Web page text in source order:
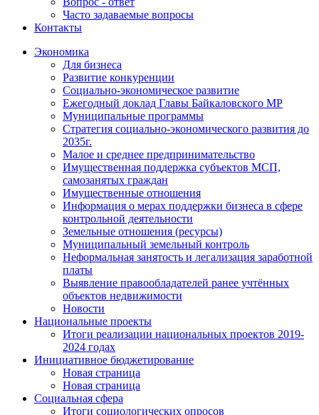
Часто задаваемые вопросы
Контакты
Экономика
Для бизнеса
Развитие конкуренции
Социально-экономическое развитие
Ежегодный доклад Главы Байкаловского МР
Муниципальные программы
Стратегия социально-экономического развития до
2035г.
Малое и среднее предпринимательство
Имущественная поддержка субъектов МСП,
самозанятых граждан
Имущественные отношения
Информация о мерах поддержки бизнеса в сфере
контрольной деятельности
Земельные отношения (ресурсы)
Муниципальный земельный контроль
Неформальная занятость и легализация заработной
платы
Выявление правообладателей ранее учтённых
объектов недвижимости
Новости
Национальные проекты
Итоги реализации национальных проектов 2019-
2024 годах
Инициативное бюджетирование
Новая страница
Новая страница
Социальная сфера
Итоги социологических опросов